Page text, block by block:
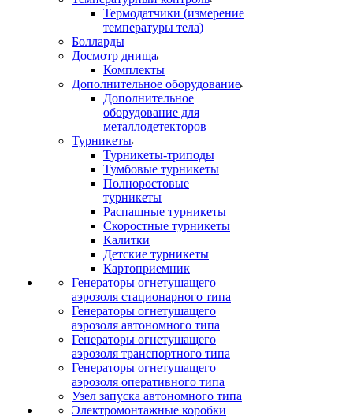
Термодатчики (измерение
температуры тела)
Болларды
Досмотр днища
Комплекты
Дополнительное оборудование
Дополнительное
оборудование для
металлодетекторов
Турникеты
Турникеты-триподы
Тумбовые турникеты
Полноростовые
турникеты
Распашные турникеты
Скоростные турникеты
Калитки
Детские турникеты
Картоприемник
Генераторы огнетушащего
аэрозоля стационарного типа
Генераторы огнетушащего
аэрозоля автономного типа
Генераторы огнетушащего
аэрозоля транспортного типа
Генераторы огнетушащего
аэрозоля оперативного типа
Узел запуска автономного типа
Электромонтажные коробки